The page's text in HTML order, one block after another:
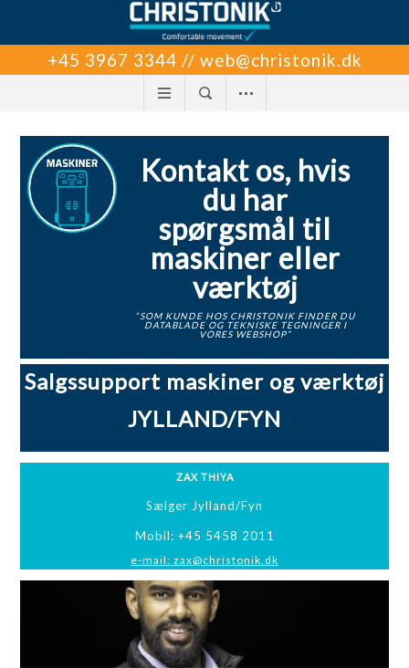
+45 3967 3344 // web@christonik.dk
Kontakt os, hvis
du har
spørgsmål til
maskiner eller
værktøj
“SOM KUNDE HOS CHRISTONIK FINDER DU
DATABLADE OG TEKNISKE TEGNINGER I
VORES WEBSHOP”
Salgssupport maskiner og værktøj
JYLLAND/FYN
ZAX THIYA
Sælger Jylland/Fyn
Mobil: +45 5458 2011
e-mail: zax@christonik.dk